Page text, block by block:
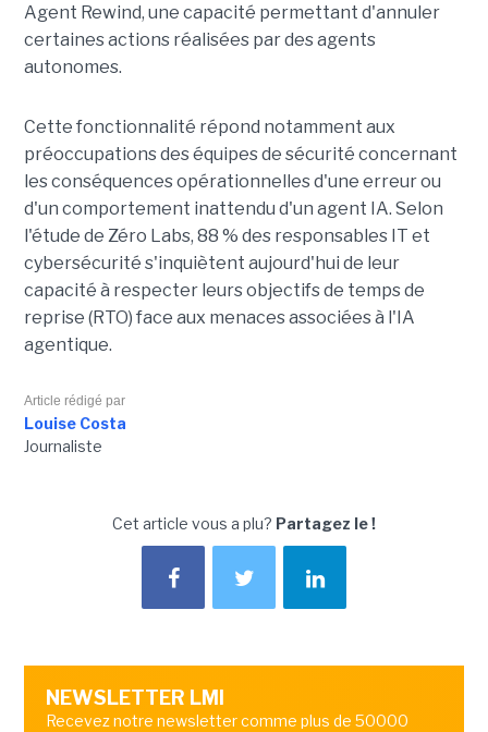
Agent Rewind, une capacité permettant d'annuler
certaines actions réalisées par des agents
autonomes.
Cette fonctionnalité répond notamment aux
préoccupations des équipes de sécurité concernant
les conséquences opérationnelles d'une erreur ou
d'un comportement inattendu d'un agent IA. Selon
l'étude de Zéro Labs, 88 % des responsables IT et
cybersécurité s'inquiètent aujourd'hui de leur
capacité à respecter leurs objectifs de temps de
reprise (RTO) face aux menaces associées à l'IA
agentique.
Article rédigé par
Louise Costa
Journaliste
Cet article vous a plu? Partagez le !
NEWSLETTER LMI
Recevez notre newsletter comme plus de 50000